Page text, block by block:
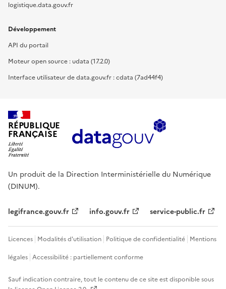
logistique.data.gouv.fr
Développement
API du portail
Moteur open source : udata (17.2.0)
Interface utilisateur de data.gouv.fr : cdata (7ad44f4)
RÉPUBLIQUE
FRANÇAISE
Un produit de la Direction Interministérielle du Numérique
(DINUM).
legifrance.gouv.fr info.gouv.fr service-public.fr
Licences Modalités d'utilisation Politique de confidentialité Mentions
légales Accessibilité : partiellement conforme
Sauf indication contraire, tout le contenu de ce site est disponible sous